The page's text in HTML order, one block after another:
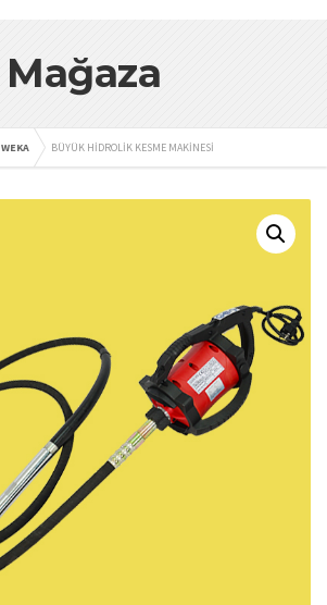
Mağaza
WEKA BÜYÜK HİDROLİK KESME MAKİNESİ